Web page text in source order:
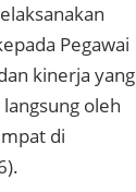
Pegawai
kinerja yang
oleh
di